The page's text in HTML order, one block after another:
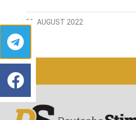
31. AUGUST 2022